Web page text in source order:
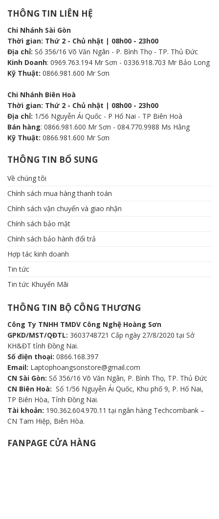
THÔNG TIN LIÊN HỆ
Chi Nhánh Sài Gòn
Thời gian: Thứ 2 - Chủ nhật | 08h00 - 23h00
Địa chỉ: Số 356/16 Võ Văn Ngân - P. Bình Thọ - TP. Thủ Đức
Kinh Doanh: 0969.763.194 Mr Sơn - 0336.918.703 Mr Bảo Long
Kỹ Thuật: 0866.981.600 Mr Sơn
Chi Nhánh Biên Hoà
Thời gian: Thứ 2 - Chủ nhật | 08h00 - 23h00
Địa chỉ: 1/56 Nguyễn Ái Quốc - P Hố Nai - TP Biên Hoà
Bán hàng: 0866.981.600 Mr Sơn - 084.770.9988 Ms Hằng
Kỹ Thuật: 0866.981.600 Mr Sơn
THÔNG TIN BỔ SUNG
Về chúng tôi
Chính sách mua hàng thanh toán
Chính sách vận chuyển và giao nhận
Chính sách bảo mật
Chính sách bảo hành đổi trả
Hợp tác kinh doanh
Tin tức
Tin tức Khuyến Mãi
THÔNG TIN BỘ CÔNG THƯƠNG
Công Ty TNHH TMDV Công Nghệ Hoàng Sơn
GPKD/MST/QĐTL: 3603748721 Cấp ngày 27/8/2020 tại Sở
KH&ĐT tỉnh Đồng Nai.
Số điện thoại: 0866.168.397
Email: Laptophoangsonstore@gmail.com
CN Sài Gòn: Số 356/16 Võ Văn Ngân, P. Bình Thọ, TP. Thủ Đức
CN Biên Hoà: Số 1/56 Nguyễn Ái Quốc, Khu phố 9, P. Hố Nai,
TP Biên Hòa, Tỉnh Đồng Nai.
Tài khoản: 190.362.604.970.11 tại ngân hàng Techcombank –
CN Tam Hiệp, Biên Hòa.
FANPAGE CỬA HÀNG